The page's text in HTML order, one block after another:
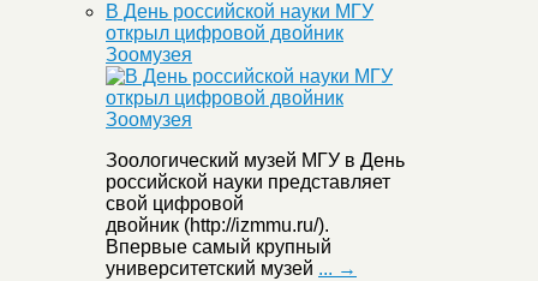
В День российской науки МГУ
открыл цифровой двойник
Зоомузея
Зоологический музей МГУ в День
российской науки представляет
свой цифровой
двойник (http://izmmu.ru/).
Впервые самый крупный
университетский музей ... →